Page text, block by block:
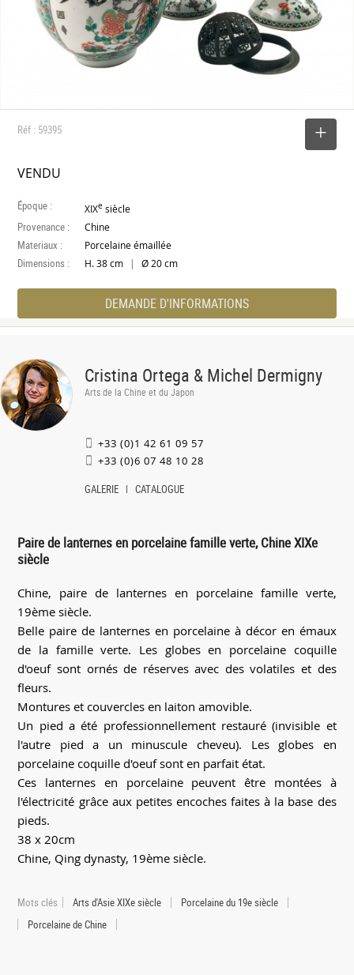
Réf : 59395
VENDU
Époque : XIXe siècle
Provenance : Chine
Materiaux : Porcelaine émaillée
Dimensions : H. 38 cm | Ø 20 cm
DEMANDE D'INFORMATIONS
Cristina Ortega & Michel Dermigny
Arts de la Chine et du Japon
+33 (0)1 42 61 09 57
+33 (0)6 07 48 10 28
GALERIE CATALOGUE
Paire de lanternes en porcelaine famille verte, Chine XIXe
siècle
Chine, paire de lanternes en porcelaine famille verte,
19ème siècle.
Belle paire de lanternes en porcelaine à décor en émaux
de la famille verte. Les globes en porcelaine coquille
d'oeuf sont ornés de réserves avec des volatiles et des
fleurs.
Montures et couvercles en laiton amovible.
Un pied a été professionnellement restauré (invisible et
l'autre pied a un minuscule cheveu). Les globes en
porcelaine coquille d'oeuf sont en parfait état.
Ces lanternes en porcelaine peuvent être montées à
l'électricité grâce aux petites encoches faites à la base des
pieds.
38 x 20cm
Chine, Qing dynasty, 19ème siècle.
Mots clés Arts d'Asie XIXe siècle
Porcelaine du 19e siècle
Porcelaine de Chine